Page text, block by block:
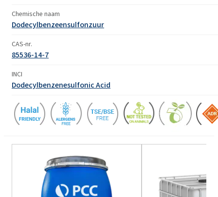
Chemische naam
Dodecylbenzeensulfonzuur
CAS-nr.
85536-14-7
INCI
Dodecylbenzenesulfonic Acid